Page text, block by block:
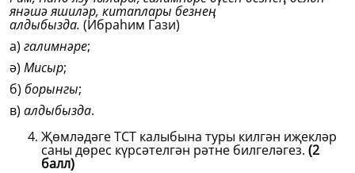
янәшә яшиләр, китаплары безнең
алдыбызда. (Ибраһим Гази)
а) галимнәре;
ә) Мисыр;
б) борынгы;
в) алдыбызда.
Җөмләдәге ТСТ калыбына туры килгән иҗекләр
саны дөрес күрсәтелгән рәтне билгеләгез. (2
балл)